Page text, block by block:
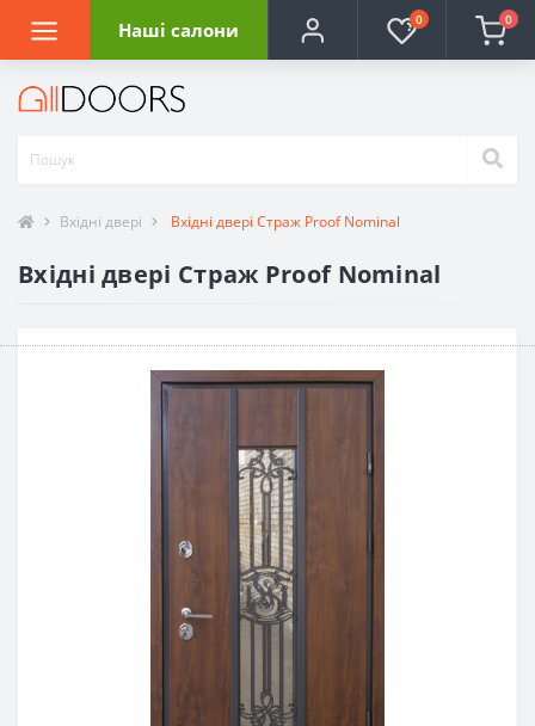
Наші салони 0 0
Вхідні двері Вхідні двері Страж Proof Nominal
Вхідні двері Страж Proof Nominal